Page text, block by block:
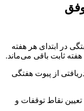
در ابتدای هر هفته
ثابت باقی می‌ماند.
از پیوت هفتگی
نقاط توقفات و